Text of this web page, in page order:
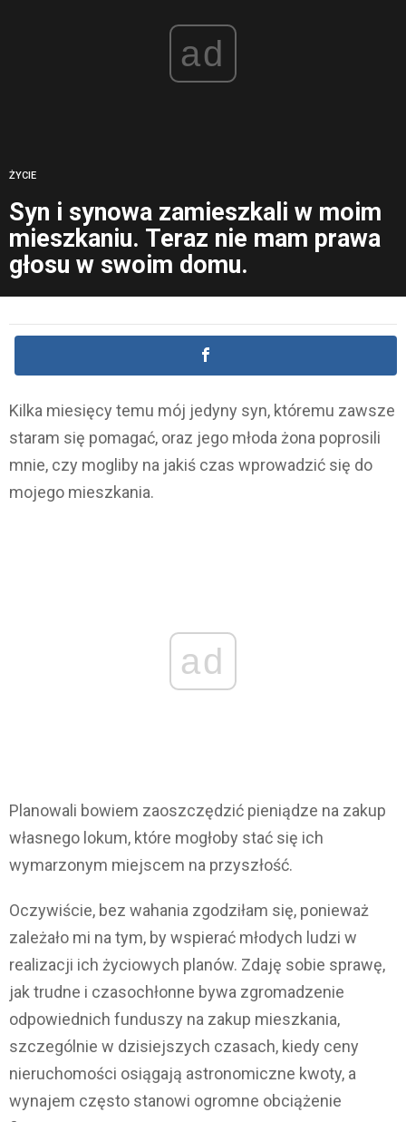
ad
ŻYCIE
Syn i synowa zamieszkali w moim
mieszkaniu. Teraz nie mam prawa
głosu w swoim domu.
Kilka miesięcy temu mój jedyny syn, któremu zawsze
staram się pomagać, oraz jego młoda żona poprosili
mnie, czy mogliby na jakiś czas wprowadzić się do
mojego mieszkania.
ad
Planowali bowiem zaoszczędzić pieniądze na zakup
własnego lokum, które mogłoby stać się ich
wymarzonym miejscem na przyszłość.
Oczywiście, bez wahania zgodziłam się, ponieważ
zależało mi na tym, by wspierać młodych ludzi w
realizacji ich życiowych planów. Zdaję sobie sprawę,
jak trudne i czasochłonne bywa zgromadzenie
odpowiednich funduszy na zakup mieszkania,
szczególnie w dzisiejszych czasach, kiedy ceny
nieruchomości osiągają astronomiczne kwoty, a
wynajem często stanowi ogromne obciążenie